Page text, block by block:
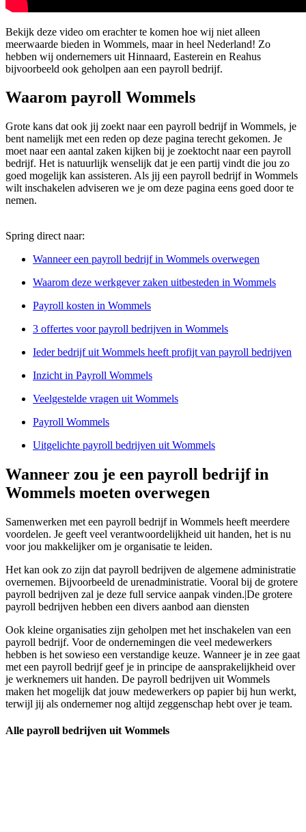
Bekijk deze video om erachter te komen hoe wij niet alleen
meerwaarde bieden in Wommels, maar in heel Nederland! Zo
hebben wij ondernemers uit Hinnaard, Easterein en Reahus
bijvoorbeeld ook geholpen aan een payroll bedrijf.
Waarom payroll Wommels
Grote kans dat ook jij zoekt naar een payroll bedrijf in Wommels, je
bent namelijk met een reden op deze pagina terecht gekomen. Je
moet naar een aantal zaken kijken bij je zoektocht naar een payroll
bedrijf. Het is natuurlijk wenselijk dat je een partij vindt die jou zo
goed mogelijk kan assisteren. Als jij een payroll bedrijf in Wommels
wilt inschakelen adviseren we je om deze pagina eens goed door te
nemen.
Spring direct naar:
Wanneer een payroll bedrijf in Wommels overwegen
Waarom deze werkgever zaken uitbesteden in Wommels
Payroll kosten in Wommels
3 offertes voor payroll bedrijven in Wommels
Ieder bedrijf uit Wommels heeft profijt van payroll bedrijven
Inzicht in Payroll Wommels
Veelgestelde vragen uit Wommels
Payroll Wommels
Uitgelichte payroll bedrijven uit Wommels
Wanneer zou je een payroll bedrijf in
Wommels moeten overwegen
Samenwerken met een payroll bedrijf in Wommels heeft meerdere
voordelen. Je geeft veel verantwoordelijkheid uit handen, het is nu
voor jou makkelijker om je organisatie te leiden.
Het kan ook zo zijn dat payroll bedrijven de algemene administratie
overnemen. Bijvoorbeeld de urenadministratie. Vooral bij de grotere
payroll bedrijven zal je deze full service aanpak vinden.|De grotere
payroll bedrijven hebben een divers aanbod aan diensten
Ook kleine organisaties zijn geholpen met het inschakelen van een
payroll bedrijf. Voor de ondernemingen die veel medewerkers
hebben is het sowieso een verstandige keuze. Wanneer je in zee gaat
met een payroll bedrijf geef je in principe de aansprakelijkheid over
je werknemers uit handen. De payroll bedrijven uit Wommels
maken het mogelijk dat jouw medewerkers op papier bij hun werkt,
terwijl jij als ondernemer nog altijd zeggenschap hebt over je team.
Alle payroll bedrijven uit Wommels